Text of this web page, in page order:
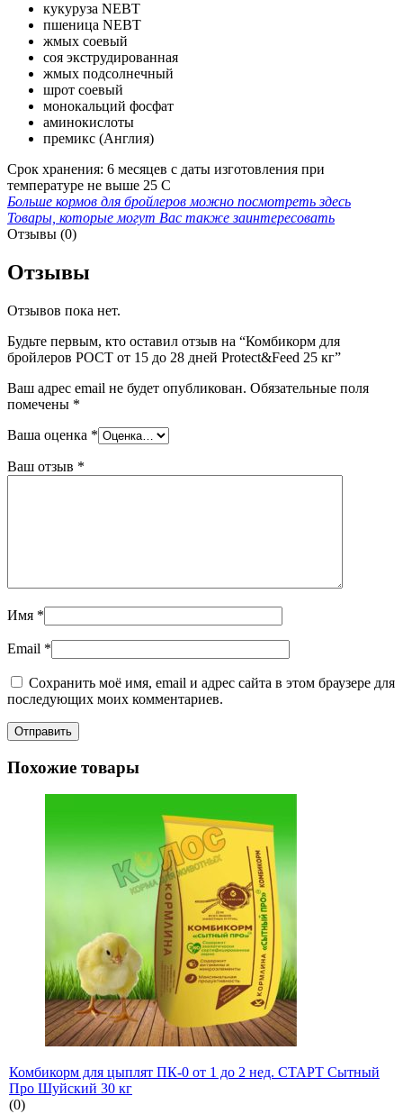
кукуруза NEBT
пшеница NEBT
жмых соевый
соя экструдированная
жмых подсолнечный
шрот соевый
монокальций фосфат
аминокислоты
премикс (Англия)
Срок хранения: 6 месяцев с даты изготовления при
температуре не выше 25 С
Больше кормов для бройлеров можно посмотреть здесь
Товары, которые могут Вас также заинтересовать
Отзывы (0)
Отзывы
Отзывов пока нет.
Будьте первым, кто оставил отзыв на “Комбикорм для
бройлеров РОСТ от 15 до 28 дней Protect&Feed 25 кг”
Ваш адрес email не будет опубликован. Обязательные поля
помечены *
Ваша оценка *
Ваш отзыв *
Имя *
Email *
Сохранить моё имя, email и адрес сайта в этом браузере для
последующих моих комментариев.
Похожие товары
Комбикорм для цыплят ПК-0 от 1 до 2 нед. СТАРТ Сытный
Про Шуйский 30 кг
(0)